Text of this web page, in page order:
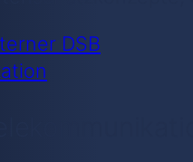
DSB